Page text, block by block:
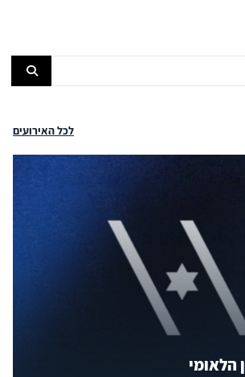
לכל האירועים
הלאומי